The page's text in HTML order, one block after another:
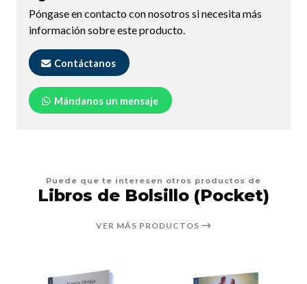
Póngase en contacto con nosotros si necesita más
información sobre este producto.
Contáctanos
Mándanos un mensaje
Puede que te interesen otros productos de
Libros de Bolsillo (Pocket)
VER MÁS PRODUCTOS